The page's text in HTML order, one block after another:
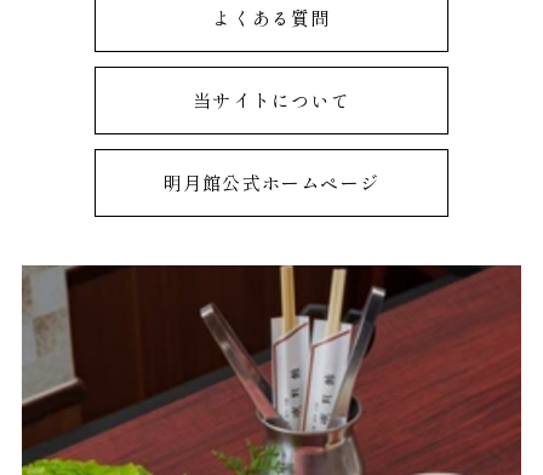
よくある質問
当サイトについて
明月館公式ホームページ